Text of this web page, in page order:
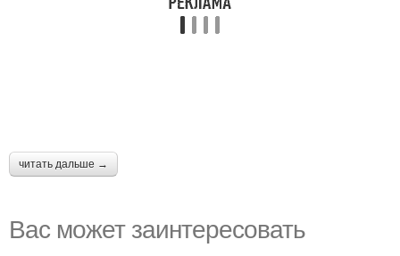
читать дальше →
Вас может заинтересовать